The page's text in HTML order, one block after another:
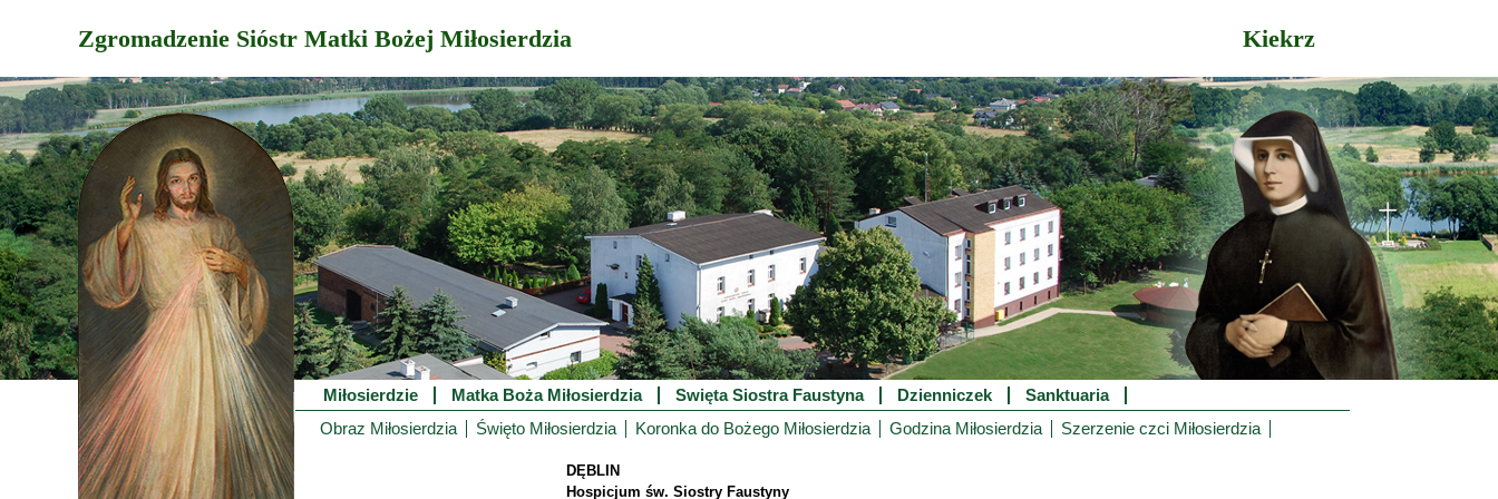
Zgromadzenie Sióstr Matki Bożej Miłosierdzia Kiekrz
Miłosierdzie Matka Boża Miłosierdzia Swięta Siostra Faustyna Dzienniczek
Sanktuaria
Obraz Miłosierdzia
Święto Miłosierdzia Koronka do Bożego Miłosierdzia Godzina Miłosierdzia Szerzenie czci Miłosierdzia
DĘBLIN
Hospicjum św. Siostry Faustyny